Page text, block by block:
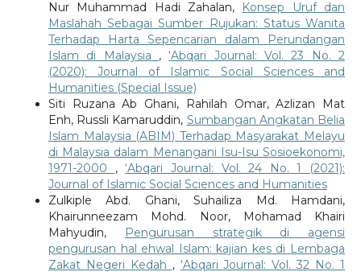
Nur Muhammad Hadi Zahalan,
Konsep Uruf dan
Maslahah Sebagai Sumber Rujukan: Status Wanita
Terhadap Harta Sepencarian dalam Perundangan
Islam di Malaysia ,‘Abqari Journal: Vol. 23 No. 2
(2020): Journal of Islamic Social Sciences and
Humanities (Special Issue)
Siti Ruzana Ab Ghani, Rahilah Omar, Azlizan Mat
Enh, Russli Kamaruddin, Sumbangan Angkatan Belia
Islam Malaysia (ABIM) Terhadap Masyarakat Melayu
di Malaysia dalam Menangani Isu-Isu Sosioekonomi,
1971-2000 ,‘Abqari Journal: Vol. 24 No. 1 (2021):
Journal of Islamic Social Sciences and Humanities
Zulkiple Abd. Ghani, Suhailiza Md. Hamdani,
Khairunneezam Mohd. Noor, Mohamad Khairi
Mahyudin,
Pengurusan strategik di agensi
pengurusan hal ehwal Islam: kajian kes di Lembaga
Zakat Negeri Kedah , ‘Abqari Journal: Vol. 32 No. 1